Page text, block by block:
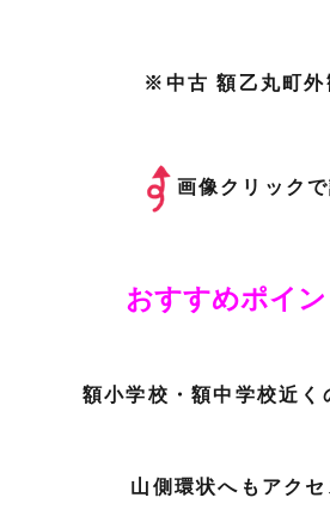
※中古 額乙丸町外
画像クリック
おすすめポイン
額小学校・額中学校近く
山側環状へもアクセ